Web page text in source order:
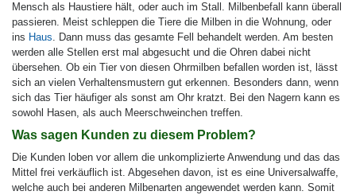
Mensch als Haustiere hält, oder auch im Stall. Milbenbefall kann überall
passieren. Meist schleppen die Tiere die Milben in die Wohnung, oder
ins Haus. Dann muss das gesamte Fell behandelt werden. Am besten
werden alle Stellen erst mal abgesucht und die Ohren dabei nicht
übersehen. Ob ein Tier von diesen Ohrmilben befallen worden ist, lässt
sich an vielen Verhaltensmustern gut erkennen. Besonders dann, wenn
sich das Tier häufiger als sonst am Ohr kratzt. Bei den Nagern kann es
sowohl Hasen, als auch Meerschweinchen treffen.
Was sagen Kunden zu diesem Problem?
Die Kunden loben vor allem die unkomplizierte Anwendung und das das
Mittel frei verkäuflich ist. Abgesehen davon, ist es eine Universalwaffe,
welche auch bei anderen Milbenarten angewendet werden kann. Somit